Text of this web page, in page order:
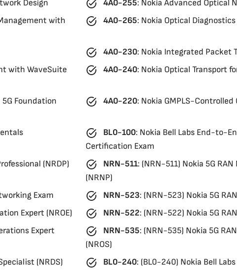
Design task_alt 4A0-255: Nokia Advanced Optical
with
task_alt 4A0-265: Nokia Optical
task_alt 4A0-230: Nokia Integrated Packet
with WaveSuite
task_alt 4A0-240: Nokia Optical Transport
Foundation
task_alt 4A0-220: Nokia GMPLS-
task_alt BL0-100: Nokia Bell Labs End-to-
Certification Exam
(NRDP) task_alt NRN-511: (NRN-511) Nokia 5G
(NRNP)
Exam task_alt NRN-523: (NRN-523) Nokia 5G
Expert (NROE) task_alt NRN-522: (NRN-522) Nokia 5G
Expert task_alt NRN-535: (NRN-535) Nokia 5G
(NROS)
(NRDS) task_alt BL0-240: (BL0-240) Nokia Bell